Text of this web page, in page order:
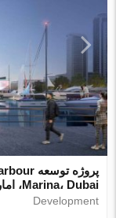
Marina، Dubai، امارات متحده عربی شماره 531982
Development